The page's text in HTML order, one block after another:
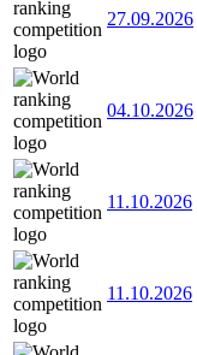
27.09.2026
04.10.2026
11.10.2026
11.10.2026